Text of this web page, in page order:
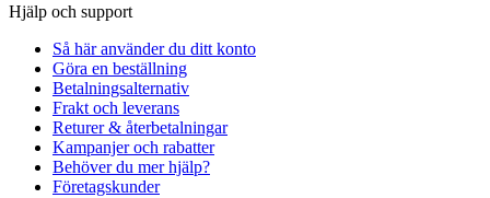
Hjälp och support
Så här använder du ditt konto
Göra en beställning
Betalningsalternativ
Frakt och leverans
Returer & återbetalningar
Kampanjer och rabatter
Behöver du mer hjälp?
Företagskunder